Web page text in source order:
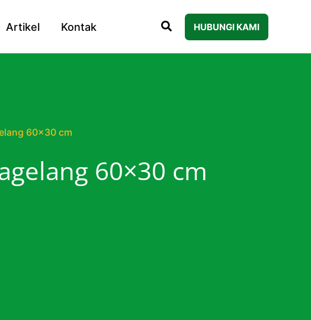
Artikel Kontak HUBUNGI KAMI
60×30 cm
60×30 cm